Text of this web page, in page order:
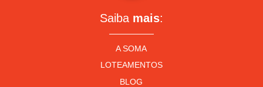
Saiba mais:
A SOMA
LOTEAMENTOS
BLOG